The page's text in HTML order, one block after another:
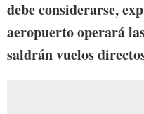
debe considerarse,
aeropuerto operará
saldrán vuelos